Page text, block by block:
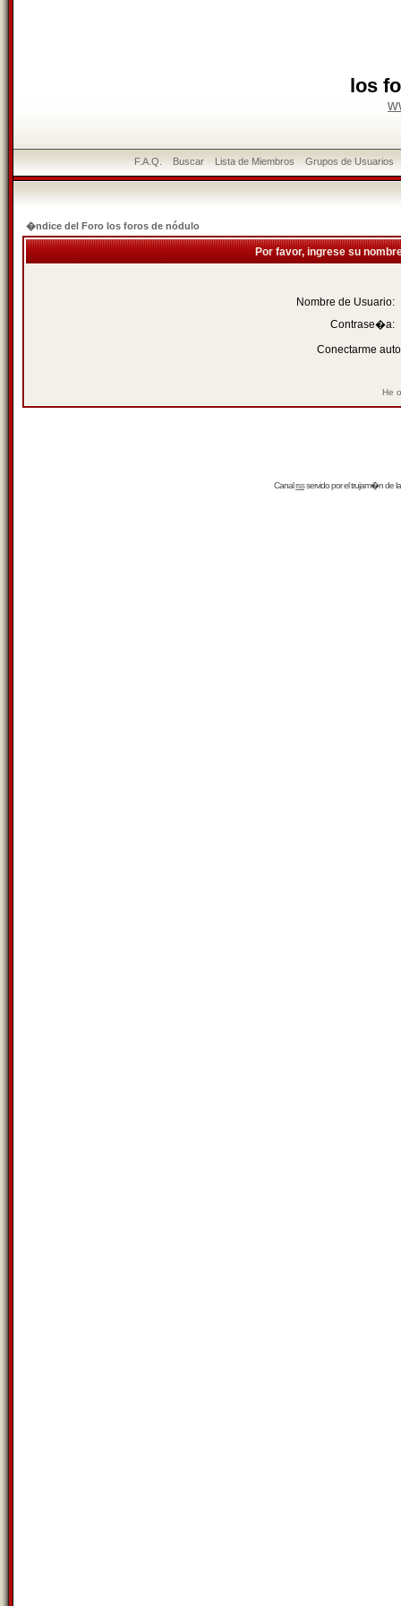
los
F.A.Q. Buscar Lista de Miembros Grupos de Usuarios
�ndice del Foro los foros de nódulo
Por favor, ingrese su
Nombre de Usuario:
Contrase�a:
Conectarme
He
Canalrssservido por eltrujam�nde